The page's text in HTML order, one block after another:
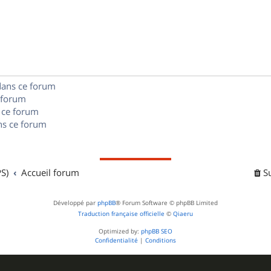
e
ce forum
forum
ce forum
Accueil forum
Développé par phpBB® Forum Software © phpBB Limited
Traduction française officielle © Qiaeru
Optimized by: phpBB SEO
Confidentialité | Conditions